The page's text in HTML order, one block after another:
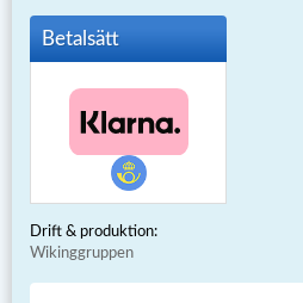
Betalsätt
Drift & produktion:
Wikinggruppen